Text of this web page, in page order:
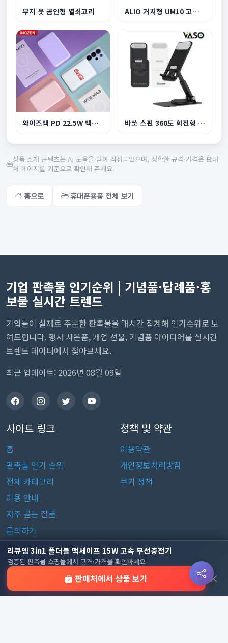
무지 옷 곰인형 열쇠고리 ALIO 거치형 UM10 고속충전 맥세이프 보조배터리 10...
와이즈맥 PD 22.5W 맥세이프 고속충전 보조배터리 바쏘 스핀 360도 회전형 탁상용 거치대
상품 소개 콘텐츠는 AI 도움을 받아 작성되었으며, 정확한 규격·가격은 판매
처 페이지를 기준으로 확인해 주세요.
홈으로 휴대폰용품 전체 보기
리큐엠 3in1 폴더블 맥세이프 15W 고속 무선충전기
검증된 판촉물 쇼핑몰에서 규격·가격을 확인하세요
판매처에서 상품 보기 ×
기업 판촉물 인기순위 | 기념품·답례품·홍
보물 실시간 트렌드
기업들이 실제로 주문한 판촉물을 매시간 집계해 인기순위로 보
여드립니다. 행사 사은품, 개업 선물, 기념품 아이디어를 실시간
트렌드 데이터에서 찾아보세요.
최근 업데이트: 2026년 08월 09일
사이트 링크
홈
판촉물 인기 순위
전체 카테고리
이용 안내
자주 묻는 질문
문의하기
정책 및 약관
이용약관
개인정보처리방침
쿠키 정책
판촉물 카테고리
가정/생활용품 감염예방용품 골프선물세트
골프용품
달력/다이어리
레저/운동용품 명품자개상품
문구용품